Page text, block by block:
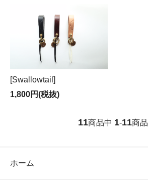
[Swallowtail]
1,800円(税抜)
11商品中 1-11商品
ホーム